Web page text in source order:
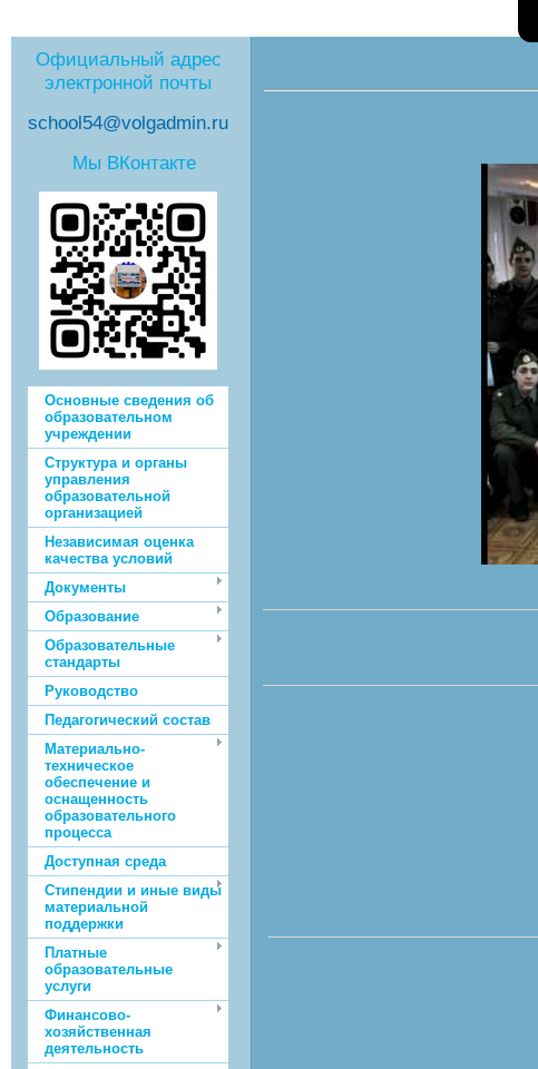
Официальный адрес
электронной почты
school54@volgadmin.ru
Мы ВКонтакте
Основные сведения об
образовательном
учреждении
Структура и органы
управления
образовательной
организацией
Независимая оценка
качества условий
Документы
Образование
Образовательные
стандарты
Руководство
Педагогический состав
Материально-
техническое
обеспечение и
оснащенность
образовательного
процесса
Доступная среда
Стипендии и иные виды
материальной
поддержки
Платные
образовательные
услуги
Финансово-
хозяйственная
деятельность